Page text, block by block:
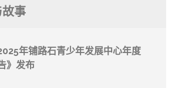
事
年铺路石青少年发展中心年度
》发布